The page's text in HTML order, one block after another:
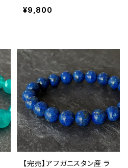
マラヤ水晶 ブレスレット【M
07142】
¥9,800
【完売】アフガニスタン産 ラ